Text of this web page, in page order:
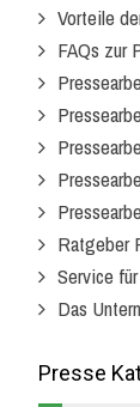
Vorteile
FAQs zur
Ratgeber
Service
Das
Presse